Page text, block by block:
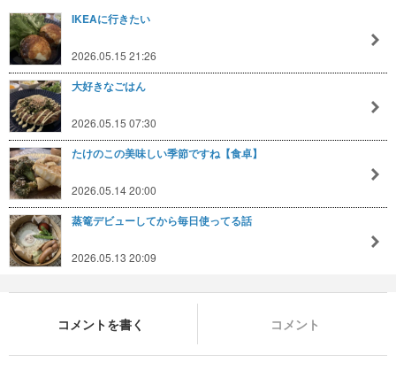
IKEAに行きたい
2026.05.15 21:26
大好きなごはん
2026.05.15 07:30
たけのこの美味しい季節ですね【食卓】
2026.05.14 20:00
蒸篭デビューしてから毎日使ってる話
2026.05.13 20:09
コメントを書く コメント